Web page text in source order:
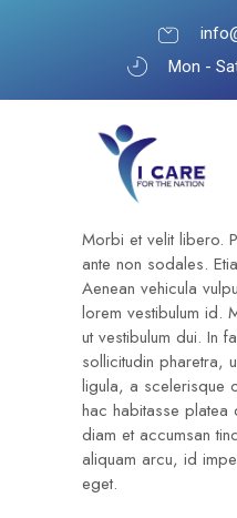
Mon -
Morbi et velit libero.
ante non sodales.
Aenean vehicula
lorem vestibulum id.
ut vestibulum dui. In
sollicitudin pharetra,
ligula, a scelerisque
hac habitasse platea
diam et accumsan
aliquam arcu, id
eget.